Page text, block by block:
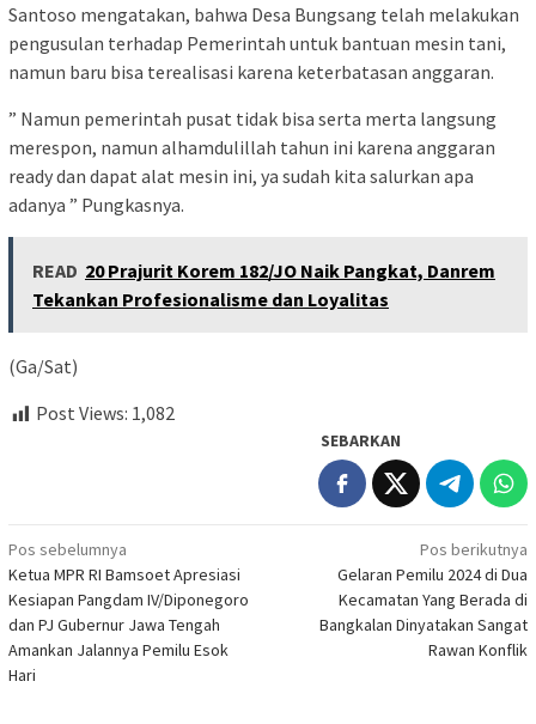
Santoso mengatakan, bahwa Desa Bungsang telah melakukan
pengusulan terhadap Pemerintah untuk bantuan mesin tani,
namun baru bisa terealisasi karena keterbatasan anggaran.
” Namun pemerintah pusat tidak bisa serta merta langsung
merespon, namun alhamdulillah tahun ini karena anggaran
ready dan dapat alat mesin ini, ya sudah kita salurkan apa
adanya ” Pungkasnya.
READ 20 Prajurit Korem 182/JO Naik Pangkat, Danrem
Tekankan Profesionalisme dan Loyalitas
(Ga/Sat)
Post Views: 1,082
SEBARKAN
Navigasi
pos
Pos sebelumnya
Ketua MPR RI Bamsoet Apresiasi
Kesiapan Pangdam IV/Diponegoro
dan PJ Gubernur Jawa Tengah
Amankan Jalannya Pemilu Esok
Hari
Pos berikutnya
Gelaran Pemilu 2024 di Dua
Kecamatan Yang Berada di
Bangkalan Dinyatakan Sangat
Rawan Konflik